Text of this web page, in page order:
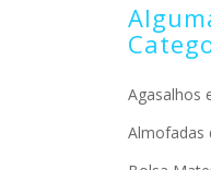
Agasalhos
Almofadas